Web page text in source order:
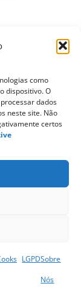
como
dispositivo. O
dados
neste site. Não
certos
LGPDSobre
Nós